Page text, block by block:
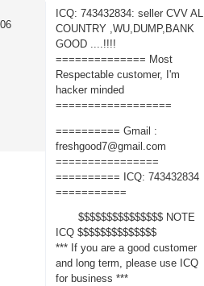
ICQ: 743432834: seller CVV
COUNTRY ,WU,DUMP,BANK
GOOD ....!!!!
============== Most
Respectable customer, I'm
hacker minded
==================
========== Gmail :
freshgood7@gmail.com
================
========== ICQ: 743432834
===========
$$$$$$$$$$$$$$$ NOTE
ICQ $$$$$$$$$$$$$$
*** If you are a good customer
and long term, please use ICQ
for business ***